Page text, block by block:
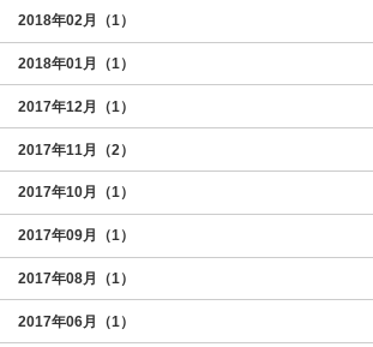
2018年02月（1）
2018年01月（1）
2017年12月（1）
2017年11月（2）
2017年10月（1）
2017年09月（1）
2017年08月（1）
2017年06月（1）